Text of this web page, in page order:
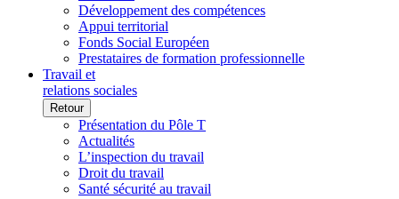
Développement des compétences
Appui territorial
Fonds Social Européen
Prestataires de formation professionnelle
Travail et
relations sociales
Retour
Présentation du Pôle T
Actualités
L’inspection du travail
Droit du travail
Santé sécurité au travail